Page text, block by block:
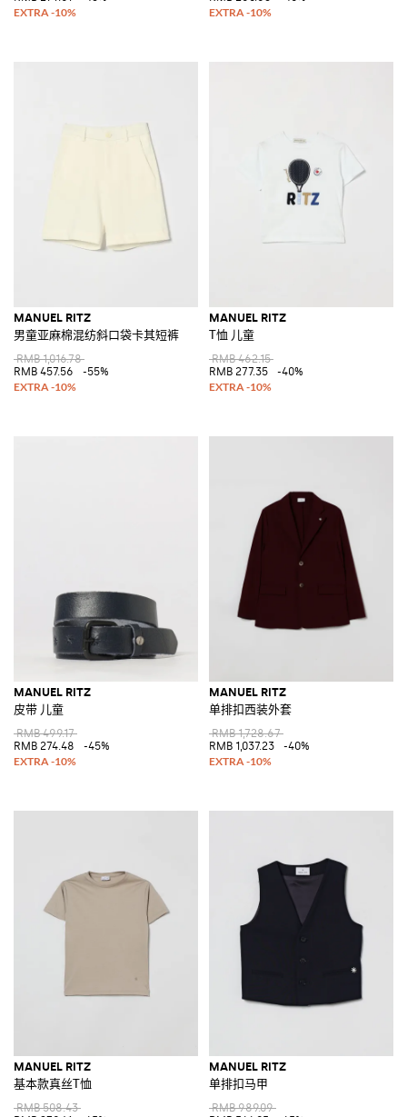
MANUEL RITZ
男童亚麻棉混纺斜口袋卡其短裤
RMB 1,016.78
RMB 457.56
-55%
MANUEL RITZ
T恤 儿童
RMB 462.15
RMB 277.35
-40%
MANUEL RITZ
皮带 儿童
RMB 499.17
RMB 274.48
-45%
MANUEL RITZ
单排扣西装外套
RMB 1,728.67
RMB 1,037.23
-40%
MANUEL RITZ
基本款真丝T恤
RMB 508.43
MANUEL RITZ
单排扣马甲
RMB 989.09